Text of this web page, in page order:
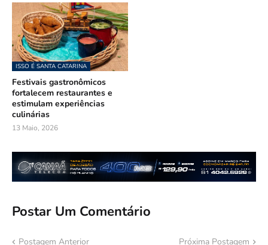
ISSO É SANTA CATARINA
Festivais gastronômicos
fortalecem restaurantes e
estimulam experiências
culinárias
13 Maio, 2026
Postar Um Comentário
Postagem Anterior Próxima Postagem